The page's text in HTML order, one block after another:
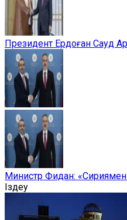
Президент Ердоған Сауд
Министр Фидан:
Іздеу